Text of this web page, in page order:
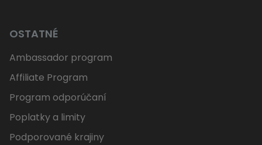
OSTATNÉ
Ambassador program
Affiliate Program
Program odporúčaní
Poplatky a limity
Podporované krajiny